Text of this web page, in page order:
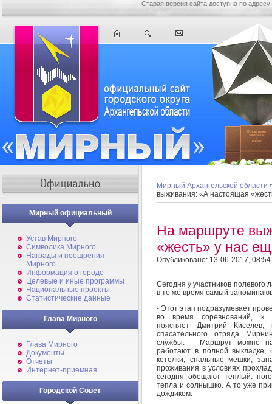
Старая версия сайта доступна по адресу
Мирный официальный
Устав Мирного
Символика Мирного
Награды и поощрения
Мирного
Информация о городе
Целевые и иные программы
Национальные проекты
Статистические данные
Глава Мирного
Глава Мирного
Документы
Отчеты
Интернет-приемная
Городской Совет
Мирный Архангельской области
выживания: «А настоящая
На маршруте
«жесть» у нас
Опубликовано: 13-06-2017, 08:54
Сегодня у участников
в то же время самый
- Этот этап подразумевает
во время соревнований, к
поясняет Дмитрий Киселев,
спасательного отряда
службы. – Маршрут можно
работают в полной выкладке,
котелки, спальные мешки,
проживания в условиях
сегодня обещают теплый:
тепла и солнышко. А то уже
дождиком.